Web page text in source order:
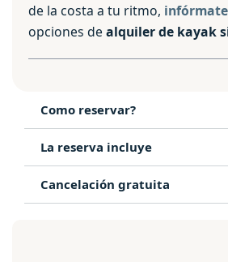
de la costa a tu ritmo,
opciones de alquiler de kayak
Como reservar?
La reserva incluye
Cancelación gratuita